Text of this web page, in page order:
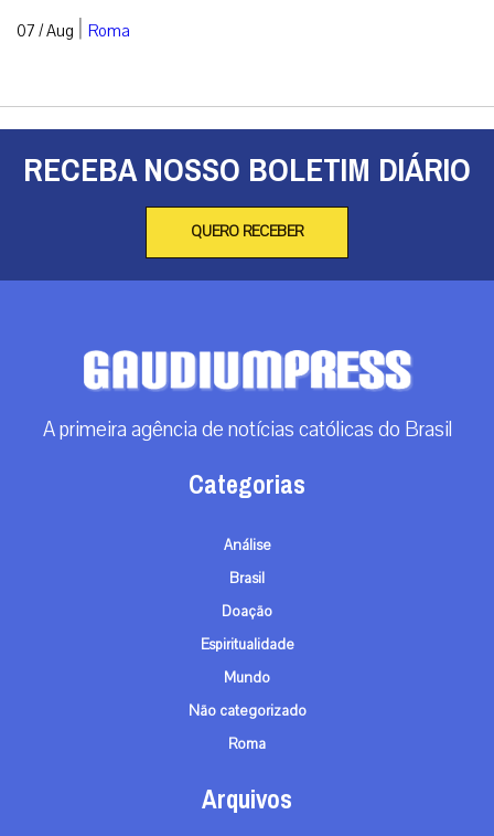
07 / Aug | Roma
RECEBA NOSSO BOLETIM DIÁRIO
QUERO RECEBER
A primeira agência de notícias católicas do Brasil
Categorias
Análise
Brasil
Doação
Espiritualidade
Mundo
Não categorizado
Roma
Arquivos